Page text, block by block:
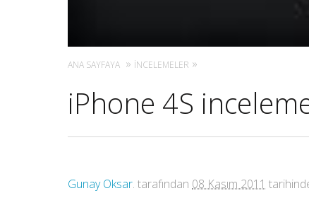
ANA SAYFAYA İNCELEMELER
iPhone 4S
Gunay Oksar. tarafından 08 Kasım 2011